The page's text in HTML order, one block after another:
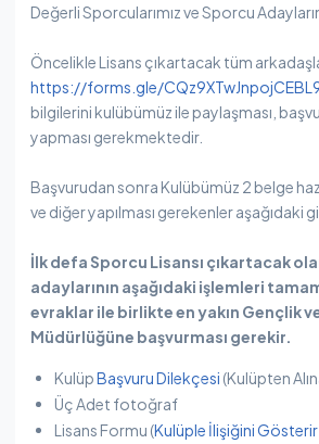
Değerli Sporcularımız ve Sporcu
Öncelikle Lisans çıkartacak tüm
https://forms.gle/
bilgilerini kulübümüz ile paylaşması,
yapması gerekmektedir.
Başvurudan sonra Kulübümüz 2 belge
ve diğer yapılması gerekenler aşağıdaki
İlk defa Sporcu Lisansı çıkartacak
adaylarının aşağıdaki işlemleri
evraklar ile birlikte en yakın Gençlik
Müdürlüğüne başvurması gerekir.
KulüpBaşvuru Dilekçesi (Kulüpten
Üç Adet fotoğraf
Lisans Formu (Kulüple İlişiğini Gösterir